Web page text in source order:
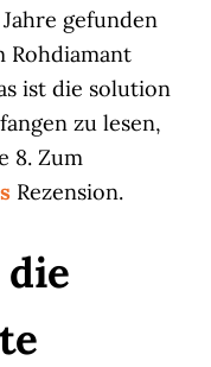
gefunden
Rohdiamant
ist die solution
zu lesen,
8. Zum
Rezension.